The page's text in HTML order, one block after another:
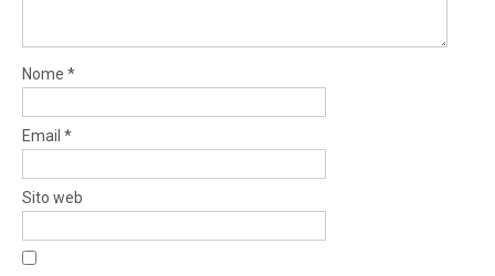
Nome *
Email *
Sito web